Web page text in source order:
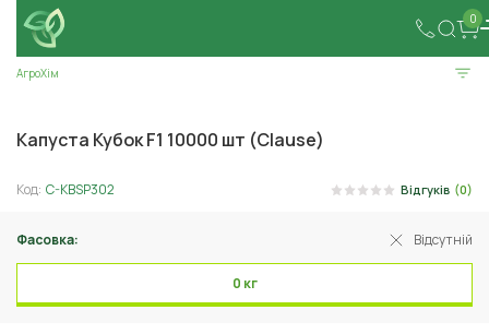
0
АгроХім
Капуста Кубок F1 10000 шт (Clause)
Код: C-KBSP302 Відгуків (0)
Фасовка: Відсутній
0 кг